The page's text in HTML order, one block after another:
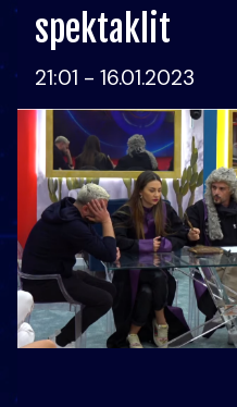
spektaklit
21:01 - 16.01.2023